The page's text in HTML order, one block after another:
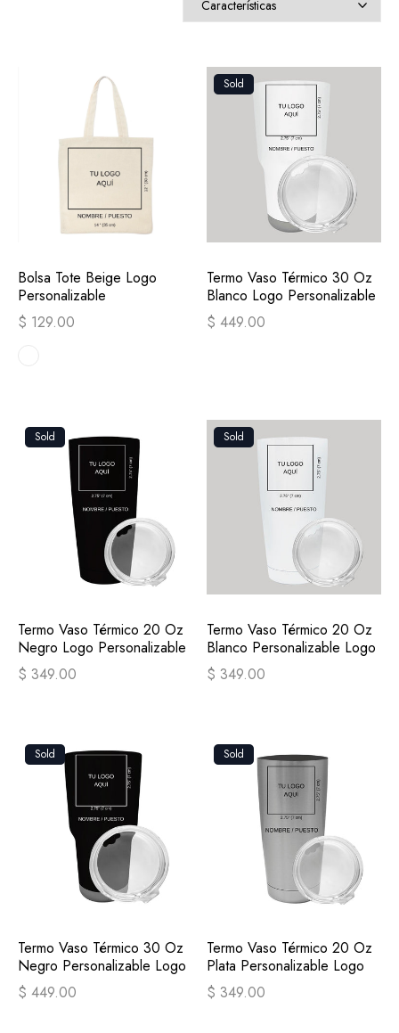
Bolsa Tote Beige Logo
Personalizable
$ 129.00
Sold
Termo Vaso Térmico 30 Oz
Blanco Logo Personalizable
$ 449.00
Sold
Termo Vaso Térmico 20 Oz
Negro Logo Personalizable
$ 349.00
Sold
Termo Vaso Térmico 20 Oz
Blanco Personalizable Logo
$ 349.00
Sold
Termo Vaso Térmico 30 Oz
Negro Personalizable Logo
$ 449.00
Sold
Termo Vaso Térmico 20 Oz
Plata Personalizable Logo
$ 349.00